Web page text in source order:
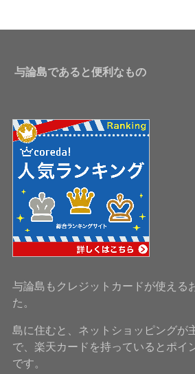
与論島であると便利なもの
与論島もクレジットカードが使える
た。
島に住むと、ネットショッピングが
で、楽天カードを持っているとポイ
です。